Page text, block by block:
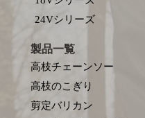
​24Vシリーズ
製品一覧
高枝チェーンソー
高枝のこぎり
剪定バリカン